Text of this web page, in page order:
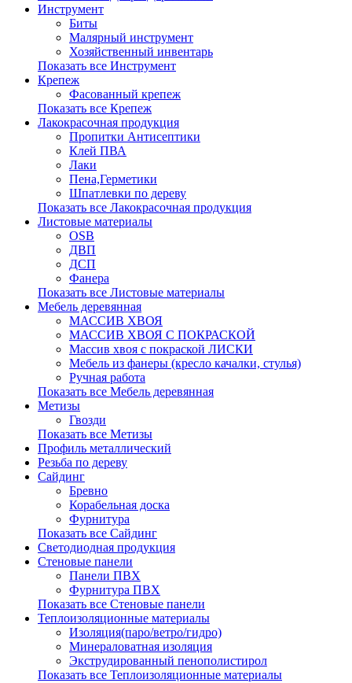
Инструмент
Биты
Малярный инструмент
Хозяйственный инвентарь
Показать все Инструмент
Крепеж
Фасованный крепеж
Показать все Крепеж
Лакокрасочная продукция
Пропитки Антисептики
Клей ПВА
Лаки
Пена,Герметики
Шпатлевки по дереву
Показать все Лакокрасочная продукция
Листовые материалы
OSB
ДВП
ДСП
Фанера
Показать все Листовые материалы
Мебель деревянная
МАССИВ ХВОЯ
МАССИВ ХВОЯ С ПОКРАСКОЙ
Массив хвоя с покраской ЛИСКИ
Мебель из фанеры (кресло качалки, стулья)
Ручная работа
Показать все Мебель деревянная
Метизы
Гвозди
Показать все Метизы
Профиль металлический
Резьба по дереву
Сайдинг
Бревно
Корабельная доска
Фурнитура
Показать все Сайдинг
Светодиодная продукция
Стеновые панели
Панели ПВХ
Фурнитура ПВХ
Показать все Стеновые панели
Теплоизоляционные материалы
Изоляция(паро/ветро/гидро)
Минераловатная изоляция
Экструдированный пенополистирол
Показать все Теплоизоляционные материалы